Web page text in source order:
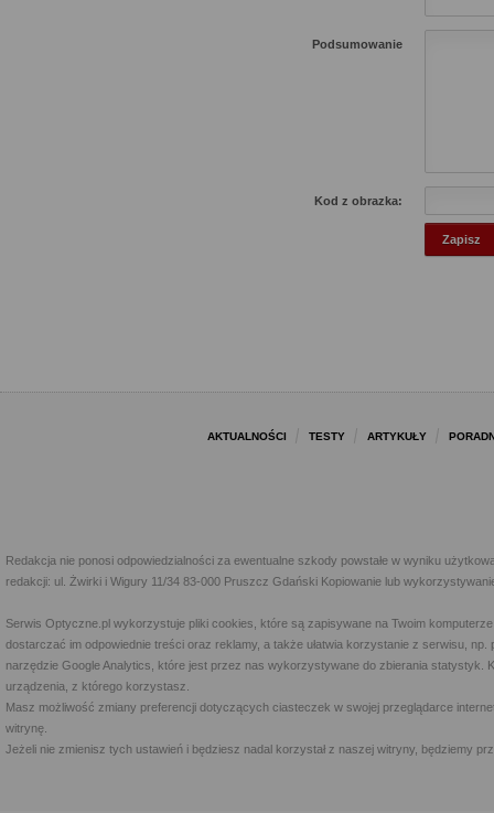
Podsumowanie
Kod z obrazka:
AKTUALNOŚCI TESTY ARTYKUŁY
Redakcja nie ponosi odpowiedzialności za ewentualne szkody powstałe w wyniku
redakcji: ul. Żwirki i Wigury 11/34 83-000 Pruszcz Gdański Kopiowanie lub
Serwis Optyczne.pl wykorzystuje pliki cookies, które są zapisywane na Twoim
dostarczać im odpowiednie treści oraz reklamy, a także ułatwia korzystanie z serwisu,
narzędzie Google Analytics, które jest przez nas wykorzystywane do zbierania statystyk.
urządzenia, z którego korzystasz.
Masz możliwość zmiany preferencji dotyczących ciasteczek w swojej przeglądarce
witrynę.
Jeżeli nie zmienisz tych ustawień i będziesz nadal korzystał z naszej witryny, będziemy